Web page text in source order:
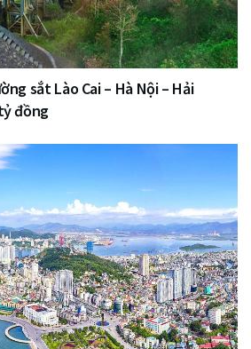
sắt Lào Cai – Hà Nội – Hải
đồng